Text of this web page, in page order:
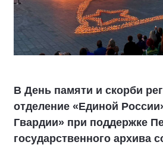
В День памяти и скорби
отделение «Единой
Гвардии» при поддержке
государственного архива